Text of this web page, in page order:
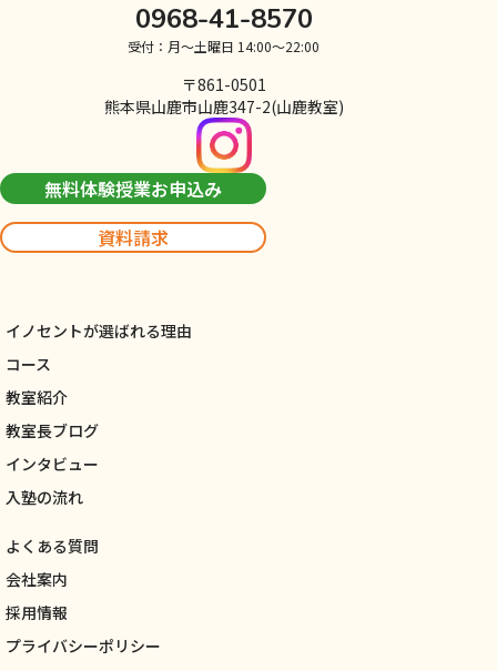
0968-41-8570
受付：月～土曜日 14:00～22:00
〒861-0501
熊本県山鹿市山鹿347-2(山鹿教室)
無料体験授業お申込み
資料請求
イノセントが選ばれる理由
コース
教室紹介
教室長ブログ
インタビュー
入塾の流れ
よくある質問
会社案内
採用情報
プライバシーポリシー